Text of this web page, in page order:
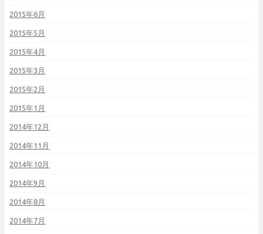
2015年6月
2015年5月
2015年4月
2015年3月
2015年2月
2015年1月
2014年12月
2014年11月
2014年10月
2014年9月
2014年8月
2014年7月